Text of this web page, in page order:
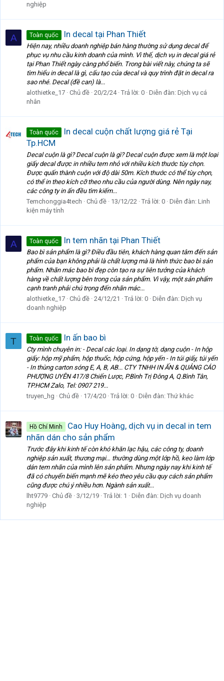
nghiệp
A Toàn quốc In decal tại Phan Thiết
Hiện nay, nhiều doanh nghiệp bán hàng thường sử dụng decal để
phục vụ nhu cầu kinh doanh của mình. Vì thế, dịch vụ in decal giá rẻ
tại Phan Thiết ngày càng phổ biến. Trong bài viết này, chúng ta sẽ
tìm hiểu in decal là gì, cấu tạo của decal và quy trình đặt in decal ra
sao nhé. Decal (đề can) là...
alothietke_17 Chủ đề 20/2/24 Trả lời: 0 Diễn đàn: Dịch vụ cá
nhân
Toàn quốc
In decal cuộn chất lượng giá rẻ Tại
Tp.HCM
Decal cuộn là gì? Decal cuộn là gì? Decal cuộn được xem là một loại
giấy decal được in nhiều tem nhỏ với nhiều kích thước tùy chọn.
Được quấn thành cuộn với độ dài 50m. Kích thước có thể tùy chọn,
có thể in theo kích cỡ theo nhu cầu của người dùng. Nên ngày nay,
các công ty in ấn đều tìm kiếm...
Temchonggia4tech
Chủ đề 13/12/22 Trả lời: 0 Diễn đàn: Linh
kiện máy tính
A Toàn quốc In tem nhãn tại Phan Thiết
Bao bì sản phẩm là gì? Điều đầu tiên, khách hàng quan tâm đến sản
phẩm của bạn không phải là chất lượng mà là hình thức bao bì sản
phẩm. Nhãn mác bao bì đẹp còn tạo ra sự liên tưởng của khách
hàng về chất lượng bên trong của sản phẩm. Vì vậy, một sản phẩm
cạnh tranh phải chú trọng đến nhãn mác...
alothietke_17 Chủ đề 24/12/21 Trả lời: 0 Diễn đàn: Dịch vụ
doanh nghiệp
T Toàn quốc In ấn bao bì
Cty mình chuyên in: - Decal các loại. In dạng tờ, dạng cuộn - In hộp
giấy: hộp mỹ phẩm, hộp thuốc, hộp cứng, hộp yến - In túi giấy, túi yến
- In thùng carton sóng E, A, B, AB... CTY TNHH IN ẤN & QUẢNG CÁO
PHƯỢNG UYÊN 417/8 Chiến Lược, P.Bình Trị Đông A, Q.Bình Tân,
TP.HCM Zalo, Tel: 0907 219...
truyen_hg
Chủ đề 17/4/20 Trả lời: 0 Diễn đàn: Thứ khác
Hồ Chí Minh
Cao Huy Hoàng, dịch vụ in decal in tem
nhãn dán cho sản phẩm
Trước đây khi kinh tế còn khó khăn lạc hậu, các công ty, doanh
nghiệp sản xuất, thương mại… thường dùng một lớp hồ, keo làm lớp
dán tem nhãn của mình lên sản phẩm. Nhưng ngày nay khi kinh tế
đã có chuyển biến mạnh mẽ kéo theo yêu cầu quy cách sản phẩm
cũng được chú ý nhiều hơn. Ngành sản xuất...
lht9779 Chủ đề 3/12/19 Trả lời: 1 Diễn đàn: Dịch vụ doanh
nghiệp